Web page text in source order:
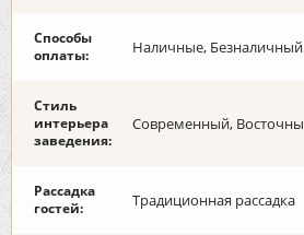
Способы
оплаты:
Наличные, Безналичный
Стиль
интерьера
заведения:
Современный,
Рассадка
гостей:
Традиционная рассадка